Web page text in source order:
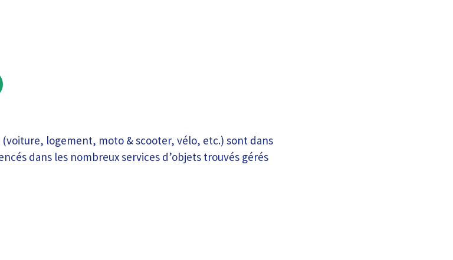
(voiture, logement, moto & scooter, vélo, etc.) sont dans
dans les nombreux services d’objets trouvés gérés